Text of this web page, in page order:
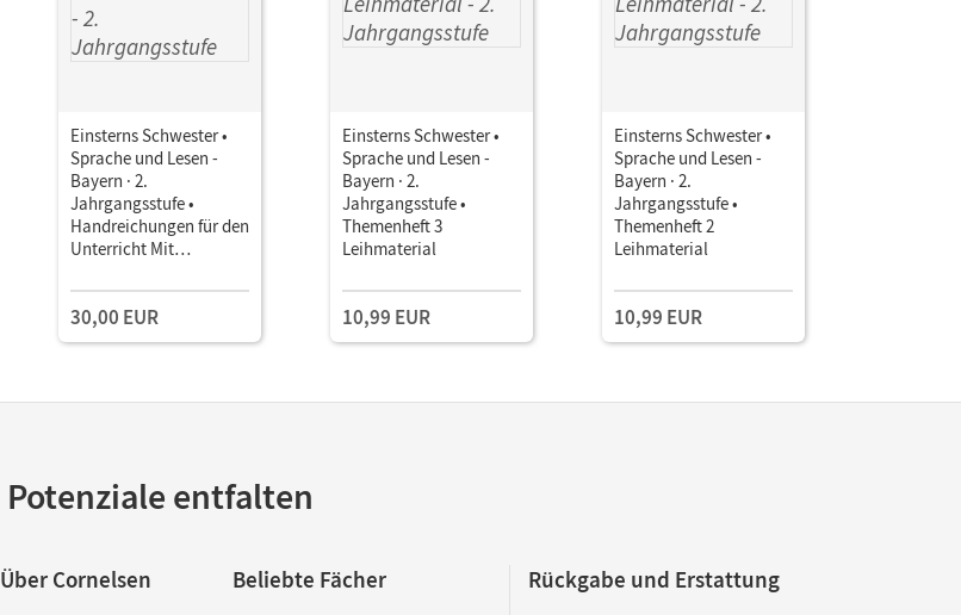
Einsterns Schwester •
Sprache und Lesen -
Bayern · 2.
Jahrgangsstufe •
Handreichungen für den
Unterricht Mit
Beobachtungsbögen
30,00 EUR
Einsterns Schwester •
Sprache und Lesen -
Bayern · 2.
Jahrgangsstufe •
Themenheft 3
Leihmaterial
10,99 EUR
Einsterns Schwester •
Sprache und Lesen -
Bayern · 2.
Jahrgangsstufe •
Themenheft 2
Leihmaterial
10,99 EUR
Potenziale entfalten
Über Cornelsen Beliebte Fächer Rückgabe und Erstattung